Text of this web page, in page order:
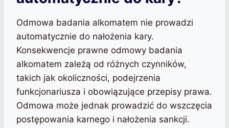
Odmowa badania alkomatem nie prowadzi
automatycznie do nałożenia kary.
Konsekwencje prawne odmowy badania
alkomatem zależą od różnych czynników,
takich jak okoliczności, podejrzenia
funkcjonariusza i obowiązujące przepisy prawa.
Odmowa może jednak prowadzić do wszczęcia
postępowania karnego i nałożenia sankcji.